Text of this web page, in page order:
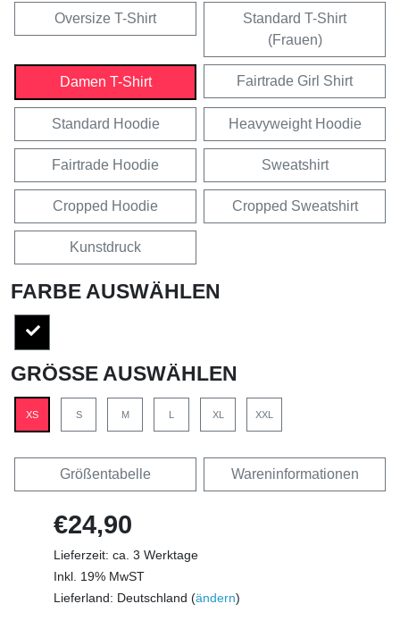
Oversize T-Shirt
Standard T-Shirt
(Frauen)
Damen T-Shirt Fairtrade Girl Shirt
Standard Hoodie Heavyweight Hoodie
Fairtrade Hoodie Sweatshirt
Cropped Hoodie Cropped Sweatshirt
Kunstdruck
FARBE AUSWÄHLEN
GRÖSSE AUSWÄHLEN
XS S M XL XXL
Größentabelle Wareninformationen
€24,90
Lieferzeit: ca. 3 Werktage
Inkl. 19% MwST
Lieferland: Deutschland (ändern)